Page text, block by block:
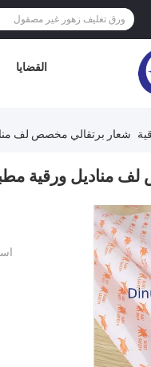
القضايا
شعار برتقالي مخصص لف
مناديل ورقية